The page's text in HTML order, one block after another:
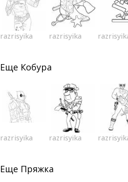
razrisyika razrisyika
Еще Кобура
razrisyika razrisyika
Еще Пряжка